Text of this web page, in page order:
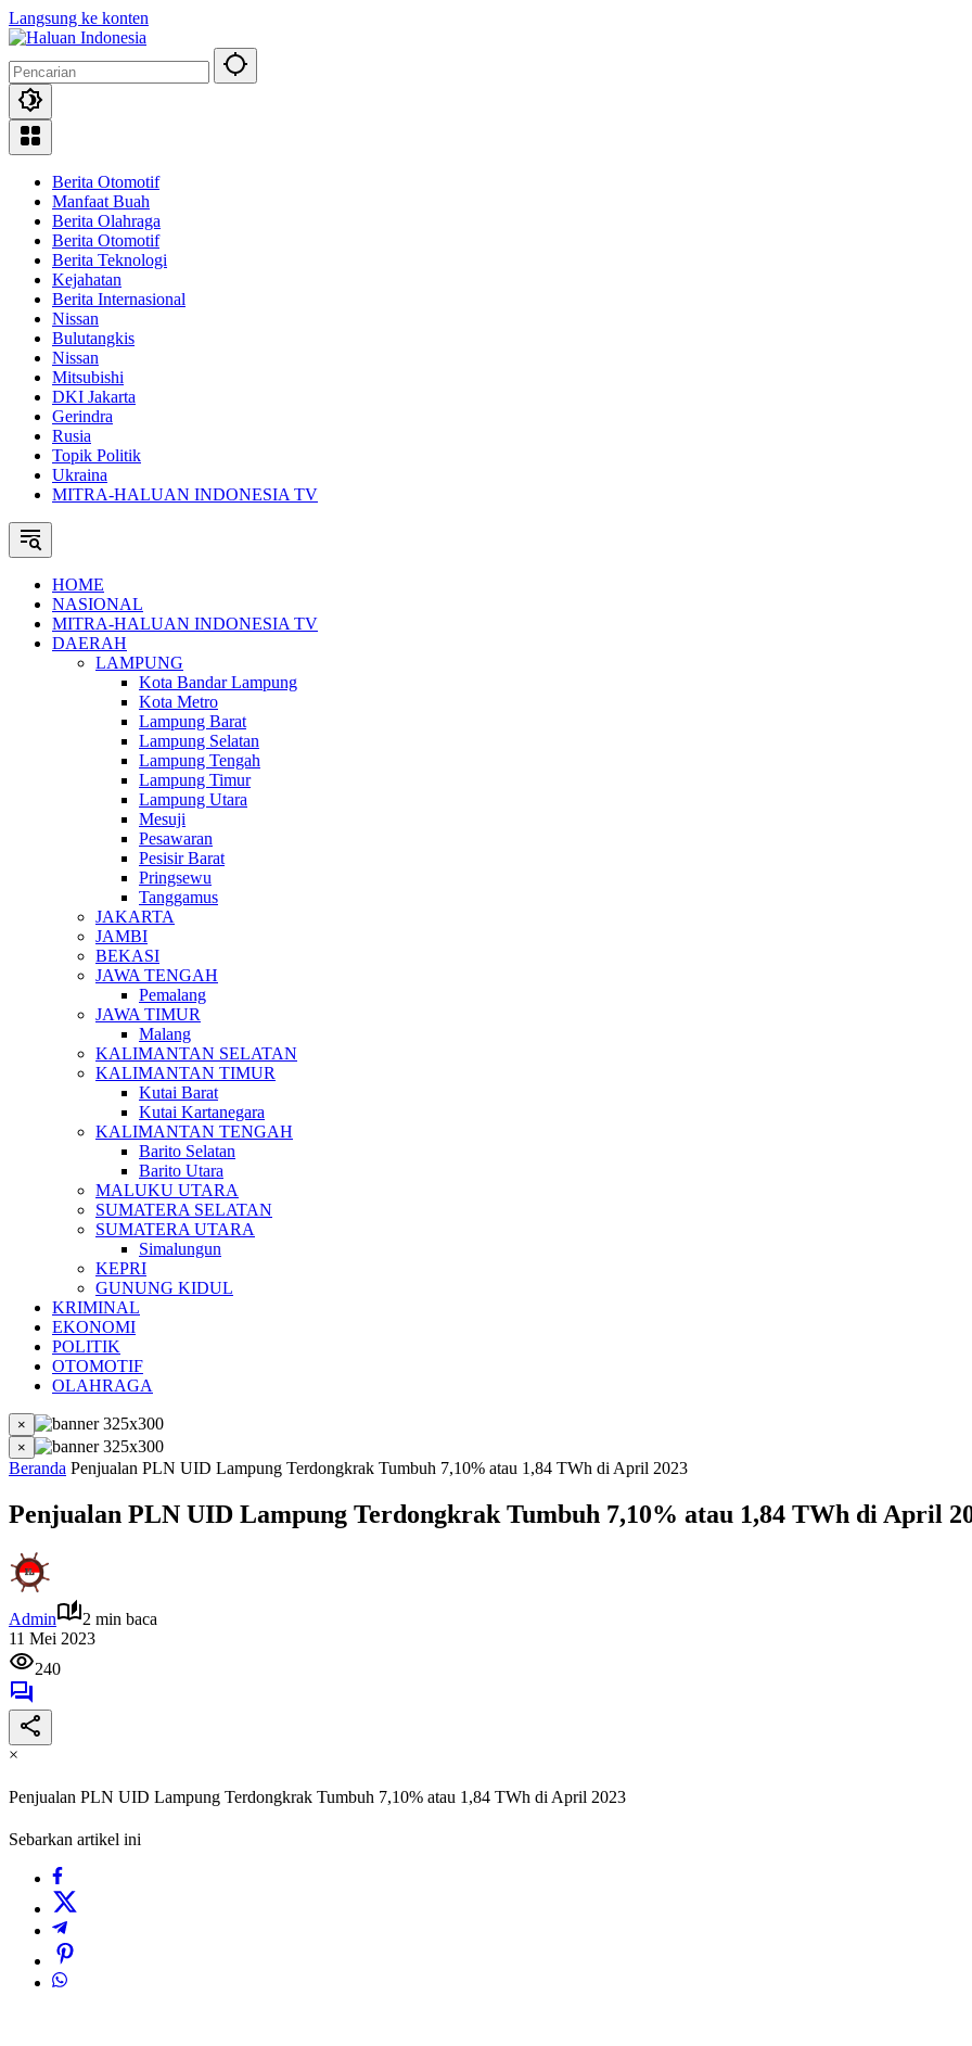
Langsung ke konten
Berita Otomotif
Manfaat Buah
Berita Olahraga
Berita Otomotif
Berita Teknologi
Kejahatan
Berita Internasional
Nissan
Bulutangkis
Nissan
Mitsubishi
DKI Jakarta
Gerindra
Rusia
Topik Politik
Ukraina
MITRA-HALUAN INDONESIA TV
HOME
NASIONAL
MITRA-HALUAN INDONESIA TV
DAERAH
LAMPUNG
Kota Bandar Lampung
Kota Metro
Lampung Barat
Lampung Selatan
Lampung Tengah
Lampung Timur
Lampung Utara
Mesuji
Pesawaran
Pesisir Barat
Pringsewu
Tanggamus
JAKARTA
JAMBI
BEKASI
JAWA TENGAH
Pemalang
JAWA TIMUR
Malang
KALIMANTAN SELATAN
KALIMANTAN TIMUR
Kutai Barat
Kutai Kartanegara
KALIMANTAN TENGAH
Barito Selatan
Barito Utara
MALUKU UTARA
SUMATERA SELATAN
SUMATERA UTARA
Simalungun
KEPRI
GUNUNG KIDUL
KRIMINAL
EKONOMI
POLITIK
OTOMOTIF
OLAHRAGA
×
×
Beranda Penjualan PLN UID Lampung Terdongkrak Tumbuh 7,10% atau 1,84 TWh di April 2023
Penjualan PLN UID Lampung Terdongkrak Tumbuh 7,10% atau 1,84 TWh di April
Admin
2 min baca
11 Mei 2023
240
×
Penjualan PLN UID Lampung Terdongkrak Tumbuh 7,10% atau 1,84 TWh di April 2023
Sebarkan artikel ini